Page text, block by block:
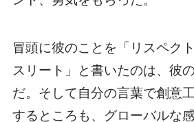
念願の国内初の人工コースで
東京五輪は10位。しかも、コ
宣言下での開催で、無観客だ